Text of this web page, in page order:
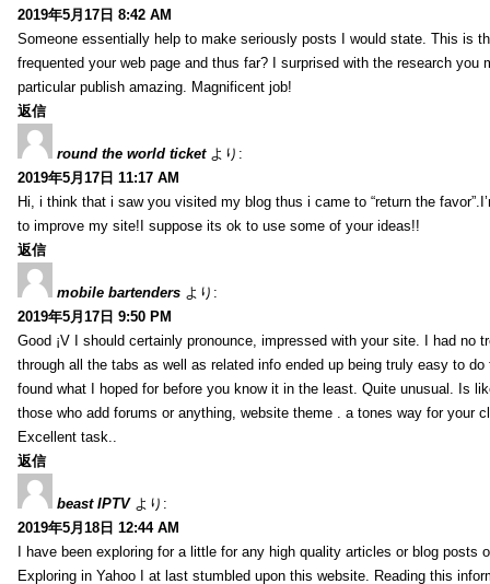
2019年5月17日 8:42 AM
Someone essentially help to make seriously posts I would state. This is
frequented your web page and thus far? I surprised with the research you
particular publish amazing. Magnificent job!
返信
round the world ticket より:
2019年5月17日 11:17 AM
Hi, i think that i saw you visited my blog thus i came to “return the
to improve my site!I suppose its ok to use some of your ideas!!
返信
mobile bartenders より:
2019年5月17日 9:50 PM
Good ¡V I should certainly pronounce, impressed with your site. I had no
through all the tabs as well as related info ended up being truly easy to
found what I hoped for before you know it in the least. Quite unusual. Is
those who add forums or anything, website theme . a tones way for your
Excellent task..
返信
beast IPTV より:
2019年5月18日 12:44 AM
I have been exploring for a little for any high quality articles or blog posts
Exploring in Yahoo I at last stumbled upon this website. Reading this